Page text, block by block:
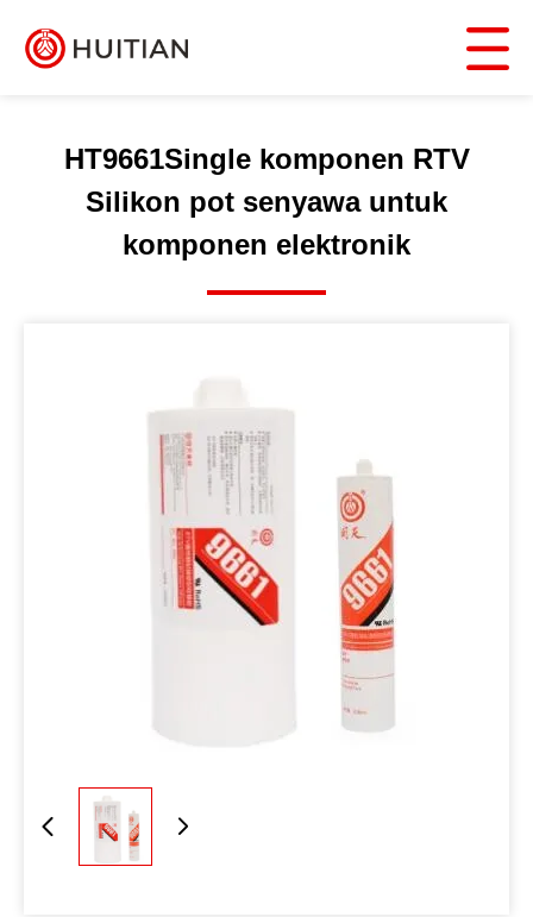
HT9661Single komponen RTV
Silikon pot senyawa untuk
komponen elektronik